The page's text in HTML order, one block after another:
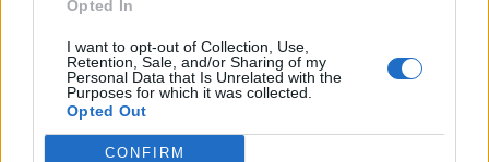
Opted In
I want to opt-out of Collection, Use,
Retention, Sale, and/or Sharing of my
Personal Data that Is Unrelated with the
Purposes for which it was collected.
Opted Out
CONFIRM